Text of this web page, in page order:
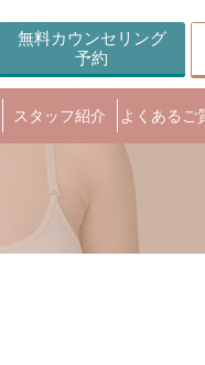
無料カウンセリング
予約
スタッフ紹介 よくあるご